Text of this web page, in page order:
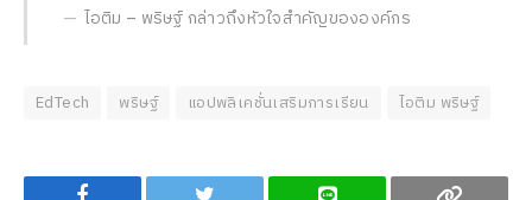
ไอติม – พริษฐ์ กล่าวถึงหัวใจสำคัญขององค์กร
EdTech พริษฐ์ แอปพลิเคชั่นเสริมการเรียน ไอติม พริษฐ์